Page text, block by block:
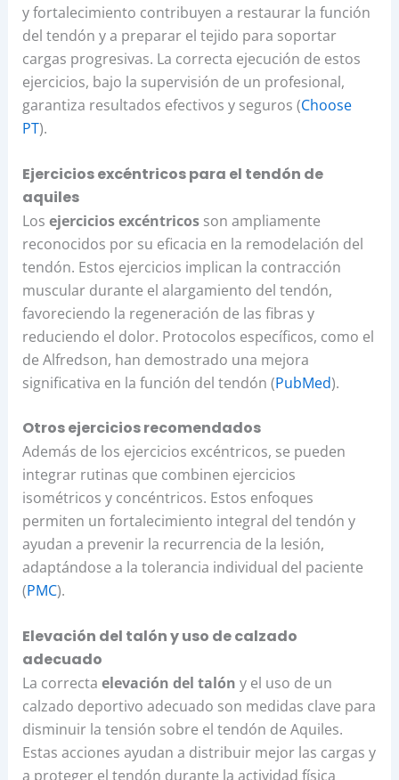
y fortalecimiento contribuyen a restaurar la función
del tendón y a preparar el tejido para soportar
cargas progresivas. La correcta ejecución de estos
ejercicios, bajo la supervisión de un profesional,
garantiza resultados efectivos y seguros (Choose
PT).
Ejercicios excéntricos para el tendón de
aquiles
Los ejercicios excéntricosson ampliamente
reconocidos por su eficacia en la remodelación del
tendón. Estos ejercicios implican la contracción
muscular durante el alargamiento del tendón,
favoreciendo la regeneración de las fibras y
reduciendo el dolor. Protocolos específicos, como el
de Alfredson, han demostrado una mejora
significativa en la función del tendón (PubMed).
Otros ejercicios recomendados
Además de los ejercicios excéntricos, se pueden
integrar rutinas que combinen ejercicios
isométricos y concéntricos. Estos enfoques
permiten un fortalecimiento integral del tendón y
ayudan a prevenir la recurrencia de la lesión,
adaptándose a la tolerancia individual del paciente
(PMC).
Elevación del talón y uso de calzado
adecuado
La correcta elevación del talón y el uso de un
calzado deportivo adecuado son medidas clave para
disminuir la tensión sobre el tendón de Aquiles.
Estas acciones ayudan a distribuir mejor las cargas y
a proteger el tendón durante la actividad física